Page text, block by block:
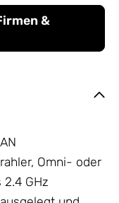
&
Omni- oder
GHz